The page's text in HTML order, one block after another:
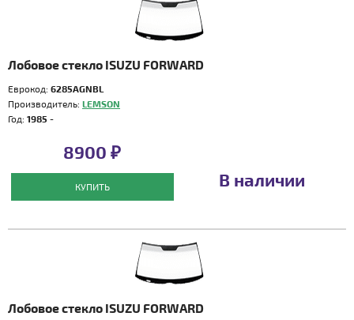
Лобовое стекло ISUZU FORWARD
Еврокод: 6285AGNBL
Производитель: LEMSON
Год: 1985 -
8900 ₽
КУПИТЬ В наличии
Лобовое стекло ISUZU FORWARD